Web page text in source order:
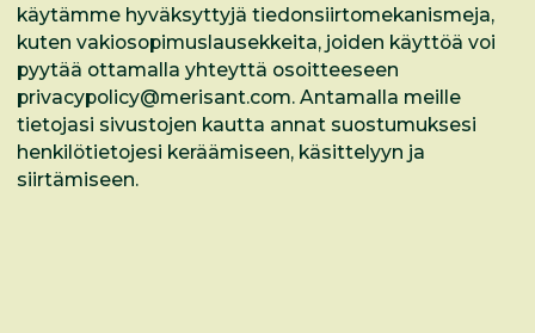
käytämme hyväksyttyjä tiedonsiirtomekanismeja,
kuten vakiosopimuslausekkeita, joiden käyttöä voi
pyytää ottamalla yhteyttä osoitteeseen
privacypolicy@merisant.com. Antamalla meille
tietojasi sivustojen kautta annat suostumuksesi
henkilötietojesi keräämiseen, käsittelyyn ja
siirtämiseen.